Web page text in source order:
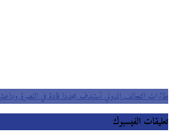
طائرات التحالف الدولي تستهدف مجددا قادة في النصرة وداعش
تعليقات الفيسبوك